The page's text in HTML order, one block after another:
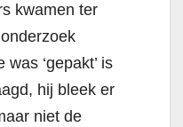
kwamen ter
‘gepakt’ is
hij bleek er
niet de